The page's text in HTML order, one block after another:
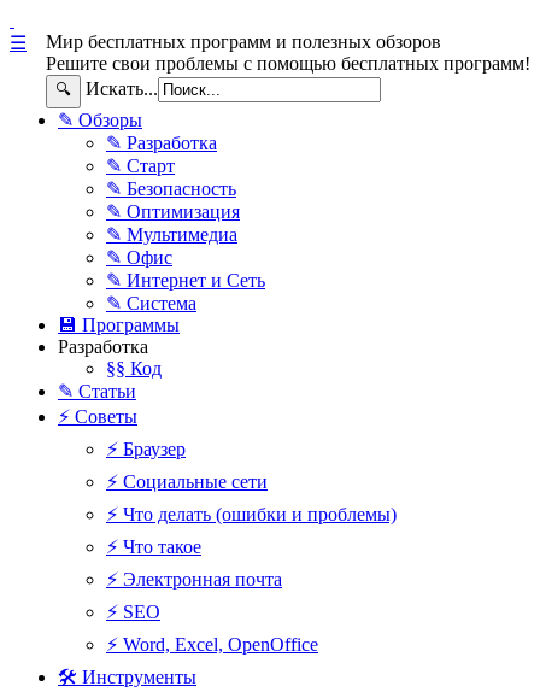
Мир бесплатных программ и полезных обзоров
Решите свои проблемы с помощью бесплатных программ!
🔍 Искать...
☰
✎ Обзоры
✎ Разработка
✎ Старт
✎ Безопасность
✎ Оптимизация
✎ Мультимедиа
✎ Офис
✎ Интернет и Сеть
✎ Система
💾 Программы
Разработка
§§ Код
✎ Статьи
⚡ Советы
⚡ Браузер
⚡ Социальные сети
⚡ Что делать (ошибки и проблемы)
⚡ Что такое
⚡ Электронная почта
⚡ SEO
⚡ Word, Excel, OpenOffice
🛠 Инструменты